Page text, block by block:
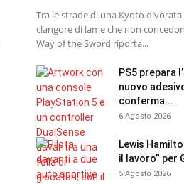
Tra le strade di una Kyoto
clangore di lame che non
Way of the Sword riporta...
PS5 prepara
nuovo
conferma...
6 Agosto 2026
Lewis
il lavoro” per
5 Agosto 2026